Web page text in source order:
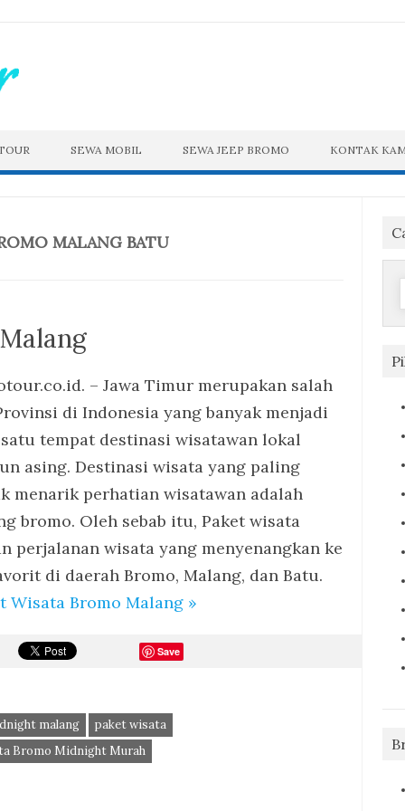
SEWA MOBIL SEWA JEEP BROMO KONTAK
MALANG BATU
– Jawa Timur merupakan salah
di Indonesia yang banyak menjadi
tempat destinasi wisatawan lokal
asing. Destinasi wisata yang paling
menarik perhatian wisatawan adalah
bromo. Oleh sebab itu, Paket wisata
perjalanan wisata yang menyenangkan ke
di daerah Bromo, Malang, dan Batu.
Wisata Bromo Malang »
Save
malang
paket wisata
Bromo Midnight Murah